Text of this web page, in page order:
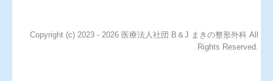
Copyright (c) 2023 - 2026 医療法人社団 B＆J まきの整形外科 All
Rights Reserved.